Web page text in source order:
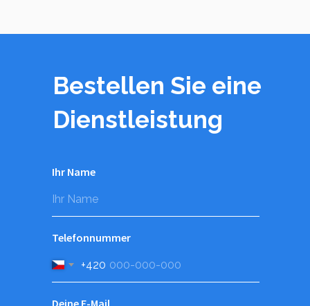
Bestellen Sie eine
Dienstleistung
Ihr Name
Telefonnummer
+420
Deine E-Mail